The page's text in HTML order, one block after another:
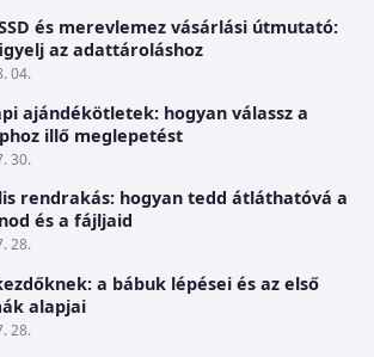
és merevlemez vásárlási útmutató:
az adattároláshoz
04.
ajándékötletek: hogyan válassz a
illő meglepetést
30.
rendrakás: hogyan tedd átláthatóvá a
és a fájljaid
28.
a bábuk lépései és az első
alapjai
28.